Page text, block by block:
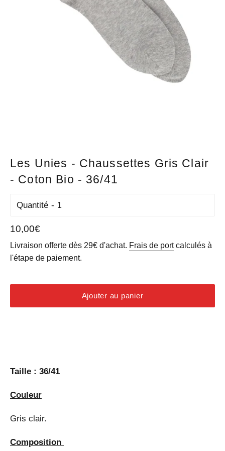
Les Unies - Chaussettes Gris Clair
- Coton Bio - 36/41
Quantité
Prix
régulier
10,00€
Livraison offerte dès 29€ d'achat. Frais de portcalculés à
l'étape de paiement.
Ajouter au panier
Taille : 36/41
Couleur
Gris clair.
Composition